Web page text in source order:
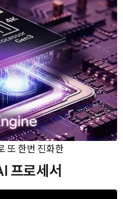
또 한번 진화한
프로세서